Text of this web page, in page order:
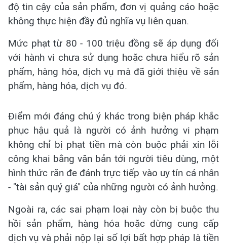
độ tin cậy của sản phẩm, đơn vị quảng cáo hoặc
không thực hiện đầy đủ nghĩa vụ liên quan.
Mức phạt từ 80 - 100 triệu đồng sẽ áp dụng đối
với hành vi chưa sử dụng hoặc chưa hiểu rõ sản
phẩm, hàng hóa, dịch vụ mà đã giới thiệu về sản
phẩm, hàng hóa, dịch vụ đó.
Điểm mới đáng chú ý khác trong biện pháp khắc
phục hậu quả là người có ảnh hưởng vi phạm
không chỉ bị phạt tiền mà còn buộc phải xin lỗi
công khai bằng văn bản tới người tiêu dùng, một
hình thức răn đe đánh trực tiếp vào uy tín cá nhân
- "tài sản quý giá" của những người có ảnh hưởng.
Ngoài ra, các sai phạm loại này còn bị buộc thu
hồi sản phẩm, hàng hóa hoặc dừng cung cấp
dịch vụ và phải nộp lại số lợi bất hợp pháp là tiền